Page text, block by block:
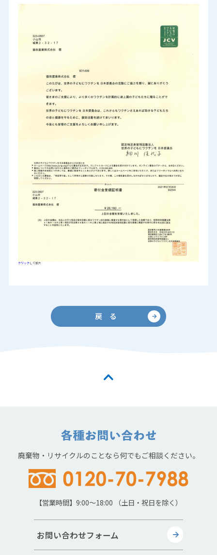
クリックして拡大
戻 る
廃棄物・リサイクルのことなら何でもご相談ください。
【営業時間】9:00～18:00 （土日・祝日を除く）
お問い合わせフォーム